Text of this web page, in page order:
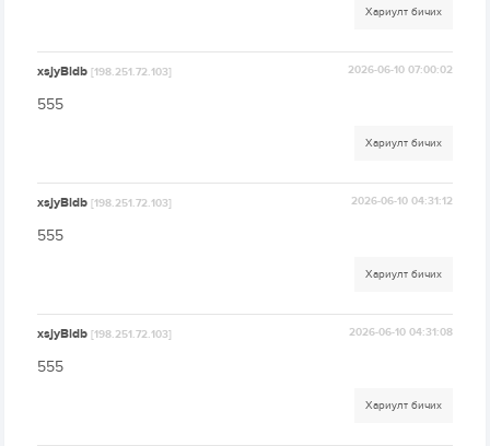
Хариулт бичих
xsjyBldb[198.251.72.103] 2026-06-10 07:00:02
555
Хариулт бичих
xsjyBldb[198.251.72.103] 2026-06-10 04:31:12
555
Хариулт бичих
xsjyBldb[198.251.72.103] 2026-06-10 04:31:08
555
Хариулт бичих